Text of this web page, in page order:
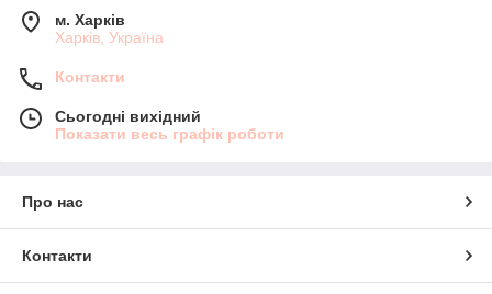
м. Харків
Харків, Україна
Контакти
Сьогодні вихідний
Показати весь графік роботи
Про нас
Контакти